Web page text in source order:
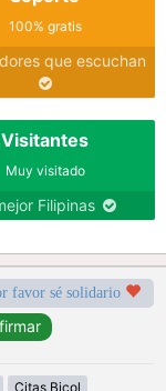
100% gratis
que escuchan
Visitantes
Muy visitado
Filipinas
favor sé solidario
Citas Bicol